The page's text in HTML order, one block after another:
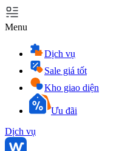
Menu
Dịch vụ
Sale giá tốt
Kho giao diện
Ưu đãi
Dịch vụ